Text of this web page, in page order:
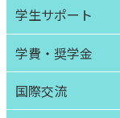
学生サポート
学費・奨学金
国際交流